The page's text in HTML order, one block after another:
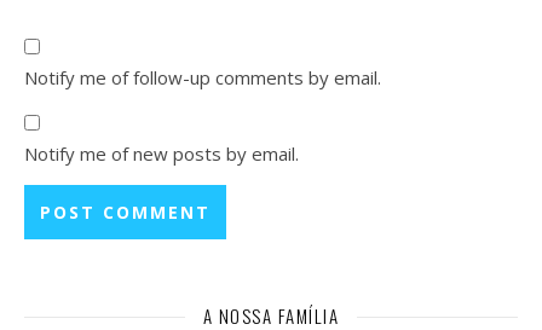
Notify me of follow-up comments by email.
Notify me of new posts by email.
A NOSSA FAMÍLIA